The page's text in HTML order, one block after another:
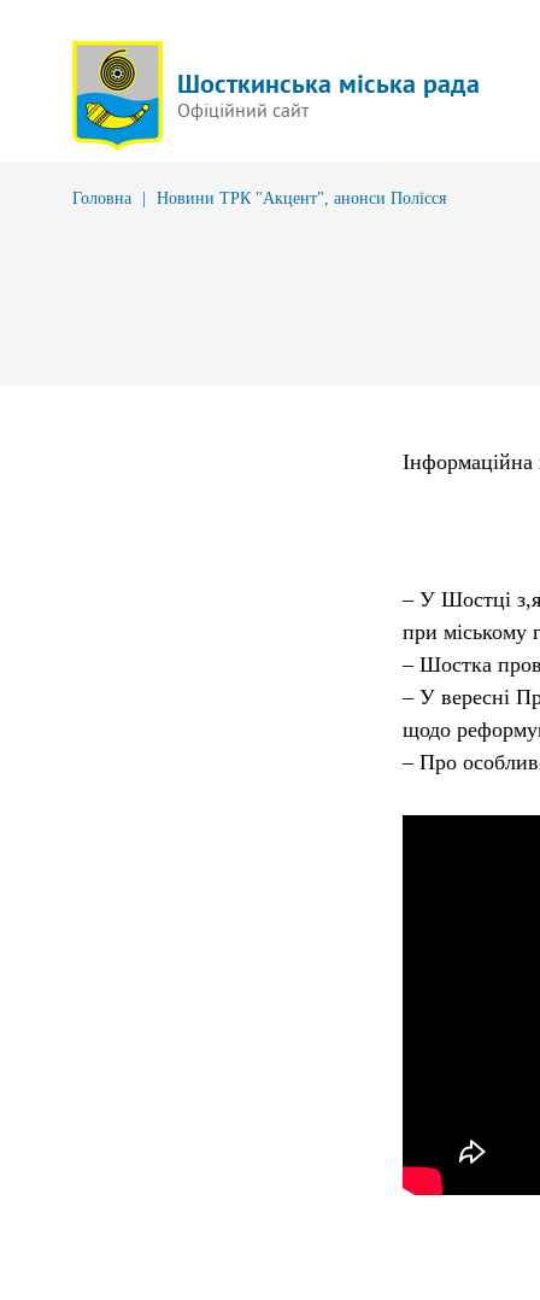
Шосткинська міська рада
Офіційний сайт
Головна Новини ТРК "Акцент", анонси Полісся
Інформаційна
– У Шостці
при міському
– Шостка
– У вересні
щодо
– Про